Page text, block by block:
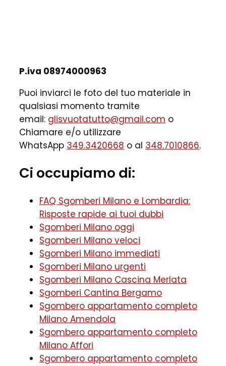
P.iva 08974000963
Puoi inviarci le foto del tuo materiale in
qualsiasi momento tramite
email: glisvuotatutto@gmail.com o
Chiamare e/o utilizzare
WhatsApp 349.3420668 o al 348.7010866.
Ci occupiamo di:
FAQ Sgomberi Milano e Lombardia:
Risposte rapide ai tuoi dubbi
Sgomberi Milano oggi
Sgomberi Milano veloci
Sgomberi Milano immediati
Sgomberi Milano urgenti
Sgomberi Milano Cascina Merlata
Sgomberi Cantina Bergamo
Sgombero appartamento completo
Milano Amendola
Sgombero appartamento completo
Milano Affori
Sgombero appartamento completo